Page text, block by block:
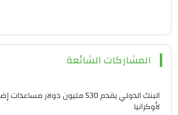
المشاركات الشائعة
البنك الدولي يقدم 530 مليون دولار
لأوكرانيا